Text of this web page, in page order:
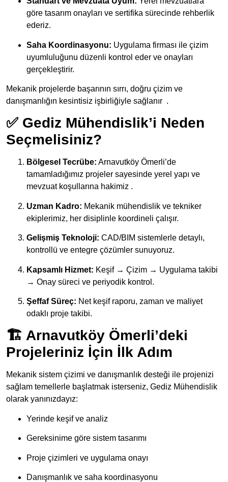
göre tasarım onayları ve sertifika sürecinde rehberlik
ederiz.
Saha Koordinasyonu: Uygulama firması ile çizim
uyumluluğunu düzenli kontrol eder ve onayları
gerçekleştirir.
Mekanik projelerde başarının sırrı, doğru çizim ve
danışmanlığın kesintisiz işbirliğiyle sağlanır .
✅ Gediz Mühendislik’i Neden
Seçmelisiniz?
Bölgesel Tecrübe: Arnavutköy Ömerli’de
tamamladığımız projeler sayesinde yerel yapı ve
mevzuat koşullarına hakimiz .
Uzman Kadro: Mekanik mühendislik ve tekniker
ekiplerimiz, her disiplinle koordineli çalışır.
Gelişmiş Teknoloji: CAD/BIM sistemlerle detaylı,
kontrollü ve entegre çözümler sunuyoruz.
Kapsamlı Hizmet: Keşif → Çizim → Uygulama takibi
→ Onay süreci ve periyodik kontrol.
Şeffaf Süreç: Net keşif raporu, zaman ve maliyet
odaklı proje takibi.
🏗️ Arnavutköy Ömerli’deki
Projeleriniz İçin İlk Adım
Mekanik sistem çizimi ve danışmanlık desteği ile projenizi
sağlam temellerle başlatmak isterseniz, Gediz Mühendislik
olarak yanınızdayız:
Yerinde keşif ve analiz
Gereksinime göre sistem tasarımı
Proje çizimleri ve uygulama onayı
Danışmanlık ve saha koordinasyonu